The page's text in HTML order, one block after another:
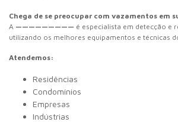
Chega de se preocupar com vazamentos em
A ————————— é especialista em detecção e
utilizando os melhores equipamentos e técnicas
Atendemos:
Residências
Condomínios
Empresas
Indústrias